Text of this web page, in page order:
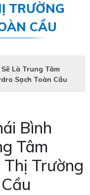
TRƯỜNG
CẦU
Là Trung Tâm
Sạch Toàn Cầu
Bình
Tâm
Trường